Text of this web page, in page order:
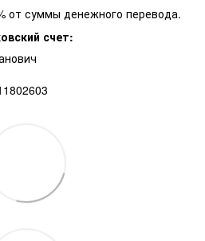
от суммы денежного перевода.
счет: